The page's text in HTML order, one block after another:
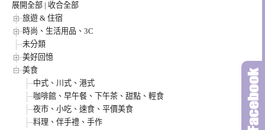
展開全部 | 收合全部
旅遊 & 住宿
時尚、生活用品、3C
未分類
美好回憶
美食
中式、川式、港式
咖啡館、早午餐、下午茶、甜點、輕食
夜市、小吃、速食、平價美食
料理、伴手禮、手作